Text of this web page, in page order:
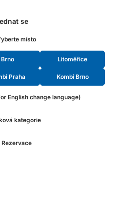
se
místo
Brno Litoměřice
Praha Kombi Brno
English change language)
kategorie
Rezervace